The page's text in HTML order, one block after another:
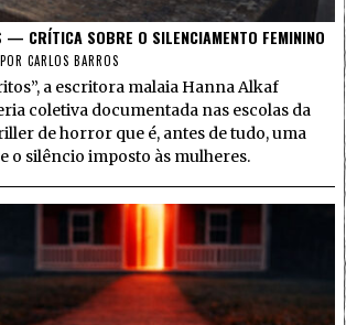
— CRÍTICA SOBRE O SILENCIAMENTO FEMININO
POR CARLOS BARROS
a escritora malaia Hanna Alkaf
coletiva documentada nas escolas da
de horror que é, antes de tudo, uma
o silêncio imposto às mulheres.